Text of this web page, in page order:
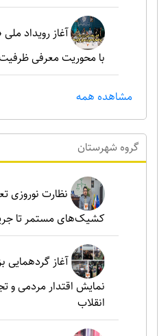
آغاز رویداد
با محوریت معرفی
مشاهده همه
گروه شهرستان
نظارت نوروزی
کشیک‌های مستمر تا
آغاز گردهمایی
نمایش اقتدار مردمی و
انقلاب